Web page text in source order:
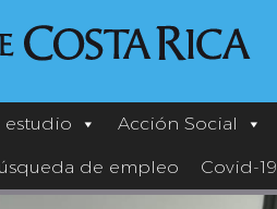
estudio Acción Social
de empleo Covid-19